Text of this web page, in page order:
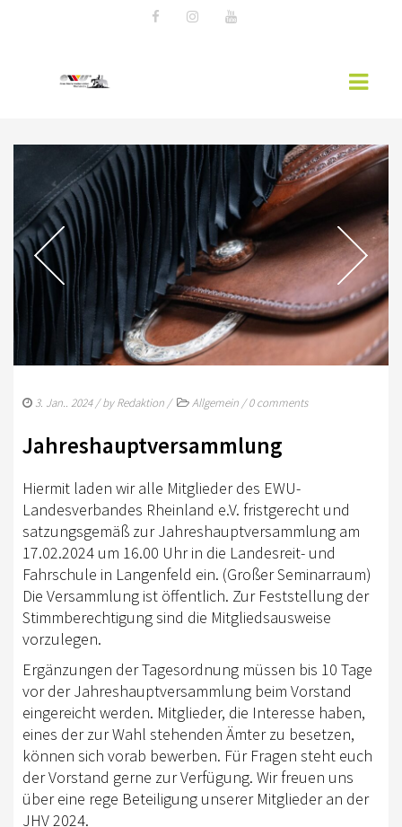
AKTUELLES
EWU NEWS
WESTERNREITER ONLINE
EWU-RHEINLAND
MITGLIED WERDEN
VORSTAND RHEINLAND
TURNIERSPORT
TURNIERFACHLEUTE
ERGEBNISSE
TROPHY WERTUNG 2026
FREIZEIT
BREITENSPORT
HORSE AND DOG TRAIL
AKTIV IM RHEINLAND
TREFFPUNKTE IM RHEINLAND
AKTIVPASS
3. Jan.. 2024/ byRedaktion/ Allgemein/0 comments
Jahreshauptversammlung
Hiermit laden wir alle Mitglieder des EWU-
Landesverbandes Rheinland e.V. fristgerecht und
satzungsgemäß zur Jahreshauptversammlung am
17.02.2024 um 16.00 Uhr in die Landesreit- und
Fahrschule in Langenfeld ein. (Großer Seminarraum)
Die Versammlung ist öffentlich. Zur Feststellung der
Stimmberechtigung sind die Mitgliedsausweise
vorzulegen.
Ergänzungen der Tagesordnung müssen bis 10 Tage
vor der Jahreshauptversammlung beim Vorstand
eingereicht werden. Mitglieder, die Interesse haben,
eines der zur Wahl stehenden Ämter zu besetzen,
können sich vorab bewerben. Für Fragen steht euch
der Vorstand gerne zur Verfügung. Wir freuen uns
über eine rege Beteiligung unserer Mitglieder an der
JHV 2024.